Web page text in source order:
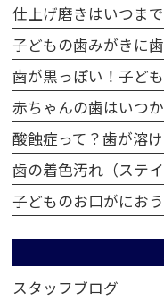
仕上げ磨きはいつま
歯が黒っぽい！子ど
酸蝕症って？歯が溶
歯の着色汚れ（ステ
子どものお口がにお
スタッフブログ